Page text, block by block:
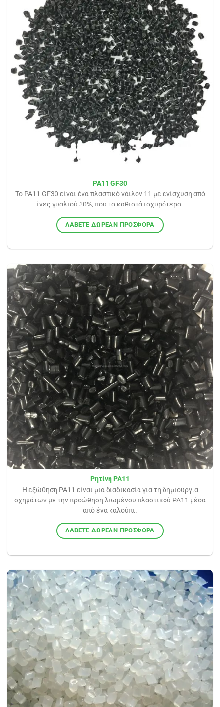
PA11 GF30
Το PA11 GF30 είναι ένα πλαστικό νάιλον 11 με ενίσχυση από
ίνες γυαλιού 30%, που το καθιστά ισχυρότερο.
ΛΆΒΕΤΕ ΔΩΡΕΆΝ ΠΡΟΣΦΟΡΆ
Ρητίνη PA11
Η εξώθηση PA11 είναι μια διαδικασία για τη δημιουργία
σχημάτων με την προώθηση λιωμένου πλαστικού PA11 μέσα
από ένα καλούπι.
ΛΆΒΕΤΕ ΔΩΡΕΆΝ ΠΡΟΣΦΟΡΆ